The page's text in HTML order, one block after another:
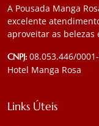
A Pousada Manga
excelente
aproveitar as belezas
CNPJ: 08.053.446/
Hotel Manga Rosa
Links Úteis